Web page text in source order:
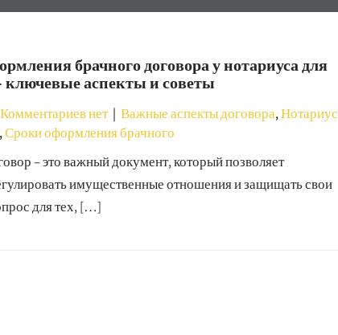
брачного договора у нотариуса для
ключевые аспекты и советы
Комментариев нет |Важные аспекты договора,Нотариус
,Сроки оформления брачного
– это важный документ, который позволяет
имущественные отношения и защищать свои
для тех, […]